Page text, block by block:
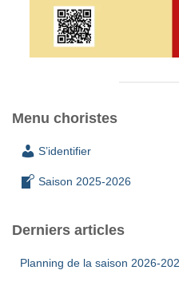
Menu choristes
S’identifier
Saison 2025-2026
Derniers articles
Planning de la saison 2026-